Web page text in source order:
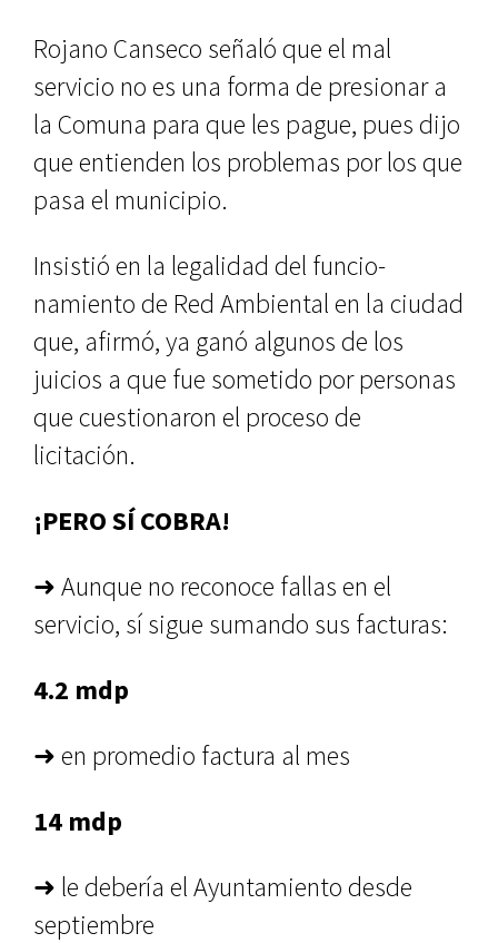
Rojano Canseco señaló que el mal
servicio no es una forma de presionar a
la Comuna para que les pague, pues dijo
que entienden los problemas por los que
pasa el municipio.
Insistió en la legalidad del funcio­
namiento de Red Ambiental en la ciudad
que, afirmó, ya ganó algunos de los
juicios a que fue sometido por personas
que cuestionaron el proce­so de
licitación.
¡PERO SÍ COBRA!
➜ Aunque no reconoce fallas en el
servicio, sí sigue sumando sus facturas:
4.2 mdp
➜ en promedio factura al mes
14 mdp
➜ le debería el Ayuntamiento desde
septiembre